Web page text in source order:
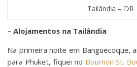
Tailândia – DR
– Alojamentos na Tailândia
Na primeira noite em Banguecoque,
para Phuket, fiquei no Bournon St.